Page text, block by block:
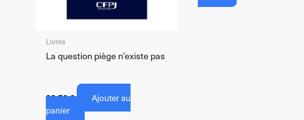
Livres
La question piège n’existe pas
28,50€
Ajouter au
panier